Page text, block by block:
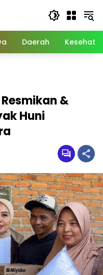
Daerah
Resmikan &
Huni